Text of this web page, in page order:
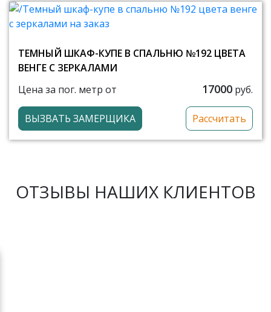
ТЕМНЫЙ ШКАФ-КУПЕ В СПАЛЬНЮ №192 ЦВЕТА
ВЕНГЕ С ЗЕРКАЛАМИ
Цена за пог. метр от
17000 руб.
ВЫЗВАТЬ ЗАМЕРЩИКА Рассчитать
ОТЗЫВЫ НАШИХ КЛИЕНТОВ